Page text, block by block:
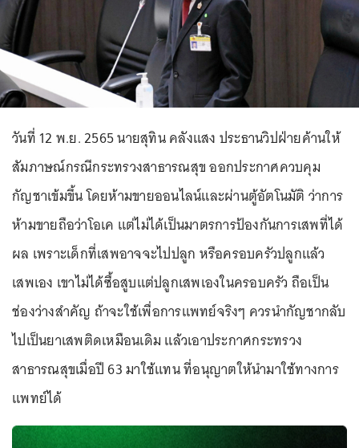
วันที่ 12 พ.ย. 2565 นายสุทิน คลังแสง ประธานวิปฝ่ายค้านให้
สัมภาษณ์กรณีกระทรวงสาธารณสุข ออกประกาศควบคุม
กัญชาเข้มขึ้น โดยห้ามขายออนไลน์และผ่านตู้อัตโนมัติ ว่าการ
ห้ามขายถือว่าโอเค แต่ไม่ได้เป็นมาตรการป้องกันการเสพที่ได้
ผล เพราะเด็กที่เสพอาจจะไปปลูก หรือครอบครัวปลูกแล้ว
เสพเอง เขาไม่ได้ซื้อสูบแต่ปลูกเสพเองในครอบครัว ถือเป็น
ช่องว่างสำคัญ ถ้าจะใช้เพื่อการแพทย์จริงๆ ควรนำกัญชากลับ
ไปเป็นยาเสพติดเหมือนเดิม แล้วเอาประกาศกระทรวง
สาธารณสุขเมื่อปี 63 มาใช้แทน ที่อนุญาตให้นำมาใช้ทางการ
แพทย์ได้